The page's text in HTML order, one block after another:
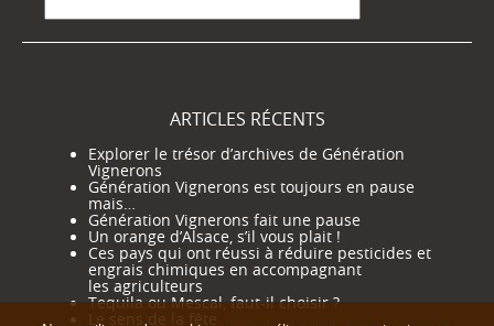
ARTICLES RÉCENTS
Explorer le trésor d’archives de Génération
Vignerons
Génération Vignerons est toujours en pause
mais…
Génération Vignerons fait une pause
Un orange d’Alsace, s’il vous plait !
Ces pays qui ont réussi à réduire pesticides et
engrais chimiques en accompagnant
les agriculteurs
Tequila ou Mescal, faut-il choisir ?
Le sens de la fête